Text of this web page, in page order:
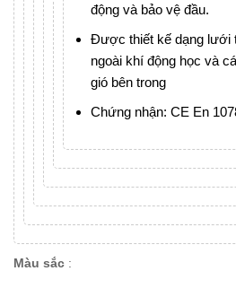
động và bảo vệ đầu.
Được thiết kế dạng lưới
ngoài khí động học và
gió bên trong
Chứng nhận: CE En
Màu sắc :